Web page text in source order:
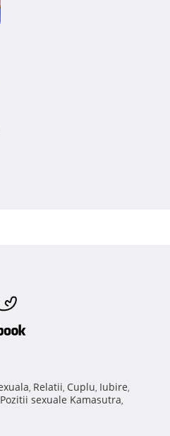
, Relatii, Cuplu, Iubire,
Pozitii sexuale Kamasutra,